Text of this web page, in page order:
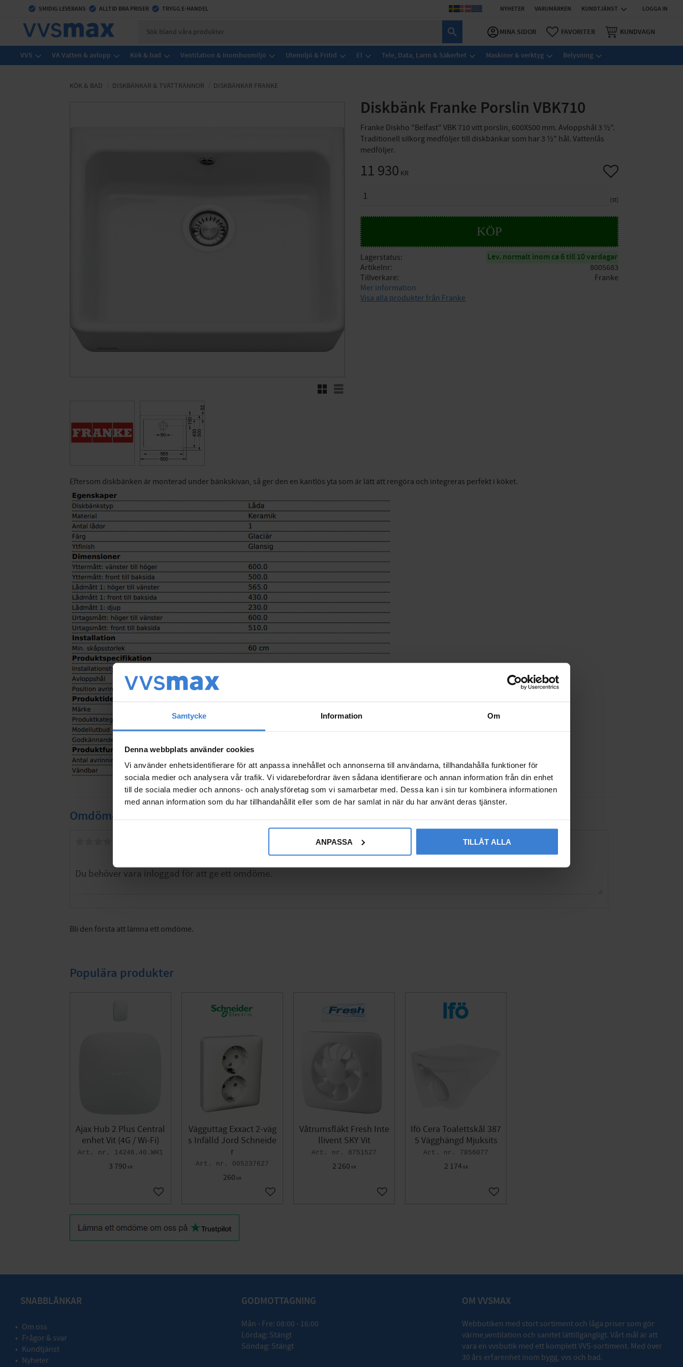
Samtycke Information Om
Denna webbplats använder cookies
Vi använder enhetsidentifierare för att anpassa innehållet och annonserna till användarna, tillhandahålla funktioner för
sociala medier och analysera vår trafik. Vi vidarebefordrar även sådana identifierare och annan information från din enhet
till de sociala medier och annons- och analysföretag som vi samarbetar med. Dessa kan i sin tur kombinera informationen
med annan information som du har tillhandahållit eller som de har samlat in när du har använt deras tjänster.
ANPASSA TILLÅT ALLA
check_circle SMIDIG LEVERANS check_circle ALLTID BRA PRISER check_circle TRYGG E-HANDEL NYHETER VARUMÄRKEN KUNDTJÄNST LOGGA IN
MINA SIDOR FAVORITER KUNDVAGN
VVS VA Vatten & avlopp Kök & bad Ventilation & Inomhusmiljö Utemiljö & Fritid El Tele, Data, Larm & Säkerhet Maskiner & verktyg Belysning
KÖK & BAD DISKBÄNKAR & TVÄTTRÄNNOR DISKBÄNKAR FRANKE
Diskbänk Franke Porslin VBK710
Franke Diskho "Belfast" VBK 710 vitt porslin, 600X500 mm. Avloppshål 3 ½".
Traditionell silkorg medföljer till diskbänkar som har 3 ½" hål. Vattenlås
medföljer.
Rutnätsvy
Listvy
11 930 KR
st
KÖP
Lägg till i favoriter
Lagerstatus Lev. normalt inom ca 6 till 10 vardagar
Artikelnr
8005683
Tillverkare
Franke
Mer information
Visa alla produkter från Franke
Eftersom diskbänken är monterad under bänkskivan, så ger den en kantlös yta som är lätt att rengöra och integreras perfekt i köket.
Omdömen
Bli den första att lämna ett omdöme.
Populära produkter
Ajax Hub 2 Plus Central
enhet Vit (4G / Wi-Fi)
14246.40.WH1
3 790 KR
Lägg till i favoriter
Vägguttag Exxact 2-väg
s Infälld Jord Schneide
r
005237627
260 KR
Lägg till i favoriter
Våtrumsfläkt Fresh Inte
llivent SKY Vit
8751527
2 260 KR
Lägg till i favoriter
Ifö Cera Toalettskål 387
5 Vägghängd Mjuksits
7856077
2 174KR
Lägg till i favoriter
SNABBLÄNKAR
Om oss
Frågor & svar
Kundtjänst
Nyheter
GODMOTTAGNING
Mån - Fre: 08:00 - 16:00
Lördag: Stängt
Söndag: Stängt
OM VVSMAX
Webbutiken med stort sortiment och låga priser som gör
värme,ventilation och sanitet lättillgängligt. Vårt mål är att
vara en vvsbutik med ett komplett VVS-sortiment. Med över
30 års erfarenhet inom bygg, vvs och bad.